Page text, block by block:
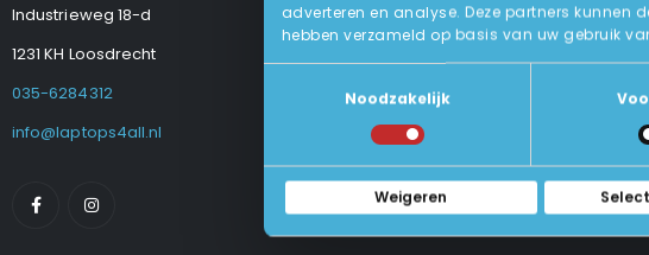
adverteren en analyse. Deze partners kunnen
hebben verzameld op basis van uw gebruik
Noodzakelijk
Weigeren
Industrieweg 18-d
1231 KH Loosdrecht
035-6284312
info@laptops4all.nl
Levering
Betalen En Bestellen
Retourneren
Veel Gestelde Vragen
Algemene Voorwaarden
Privacy Beleid